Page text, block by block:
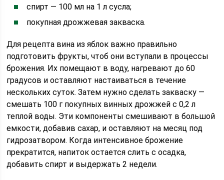
спирт — 100 мл на 1 л сусла;
покупная дрожжевая закваска.
Для рецепта вина из яблок важно правильно
подготовить фрукты, чтоб они вступали в процессы
брожения. Их помещают в воду, нагревают до 60
градусов и оставляют настаиваться в течение
нескольких суток. Затем нужно сделать закваску —
смешать 100 г покупных винных дрожжей с 0,2 л
теплой воды. Эти компоненты смешивают в большой
емкости, добавив сахар, и оставляют на месяц под
гидрозатвором. Когда интенсивное брожение
прекратится, напиток остается слить с осадка,
добавить спирт и выдержать 2 недели.